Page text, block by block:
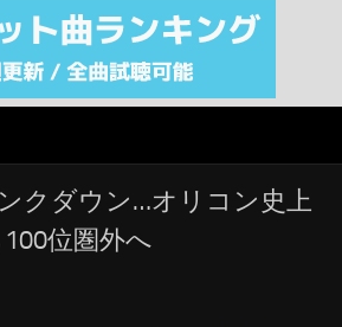
間トップソング
クダウン…オリコン史上
位圏外へ